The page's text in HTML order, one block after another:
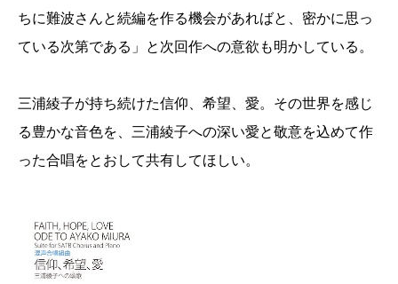
ちに難波さんと続編を作る機会があればと、密かに思っ
ている次第である」と次回作への意欲も明かしている。
三浦綾子が持ち続けた信仰、希望、愛。その世界を感じ
る豊かな音色を、三浦綾子への深い愛と敬意を込めて作
った合唱をとおして共有してほしい。